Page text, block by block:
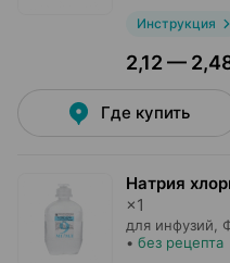
Инструкция
2,12 —
Где купить
Натрия
×1
для инфузий,
• без рецепта